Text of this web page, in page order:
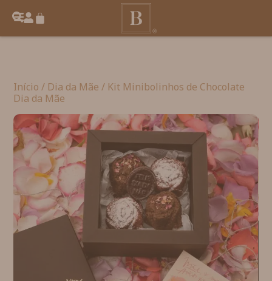
Início / Dia da Mãe / Kit Minibolinhos de Chocolate
Dia da Mãe